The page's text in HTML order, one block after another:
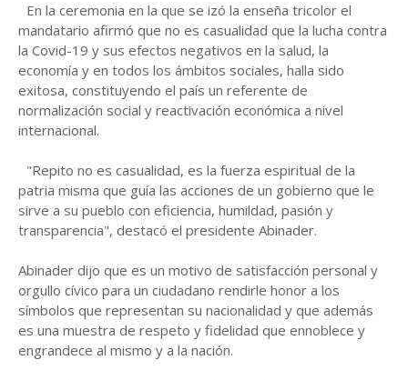
En la ceremonia en la que se izó la enseña tricolor el
mandatario afirmó que no es casualidad que la lucha contra
la Covid-19 y sus efectos negativos en la salud, la
economía y en todos los ámbitos sociales, halla sido
exitosa, constituyendo el país un referente de
normalización social y reactivación económica a nivel
internacional.
"Repito no es casualidad, es la fuerza espiritual de la
patria misma que guía las acciones de un gobierno que le
sirve a su pueblo con eficiencia, humildad, pasión y
transparencia", destacó el presidente Abinader.
Abinader dijo que es un motivo de satisfacción personal y
orgullo cívico para un ciudadano rendirle honor a los
símbolos que representan su nacionalidad y que además
es una muestra de respeto y fidelidad que ennoblece y
engrandece al mismo y a la nación.